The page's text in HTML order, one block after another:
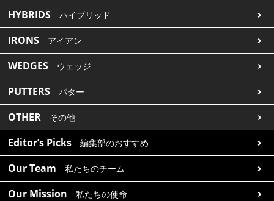
HYBRIDS ハイブリッド
IRONS アイアン
WEDGES ウェッジ
PUTTERS パター
OTHER その他
Editor’s Picks 編集部のおすすめ
Our Team 私たちのチーム
Our Mission 私たちの使命